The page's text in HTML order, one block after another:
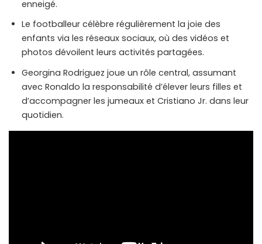
enneigé.
Le footballeur célèbre régulièrement la joie des
enfants via les réseaux sociaux, où des vidéos et
photos dévoilent leurs activités partagées.
Georgina Rodriguez joue un rôle central, assumant
avec Ronaldo la responsabilité d’élever leurs filles et
d’accompagner les jumeaux et Cristiano Jr. dans leur
quotidien.